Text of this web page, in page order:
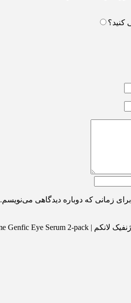
کنید؟
زمانی که دوباره دیدگاهی می‌نویسم.